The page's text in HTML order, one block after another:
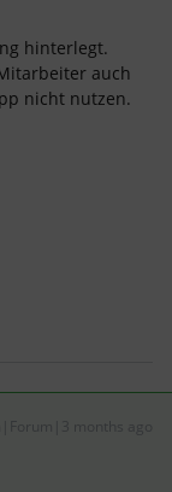
hinterlegt.
auch
nicht nutzen.